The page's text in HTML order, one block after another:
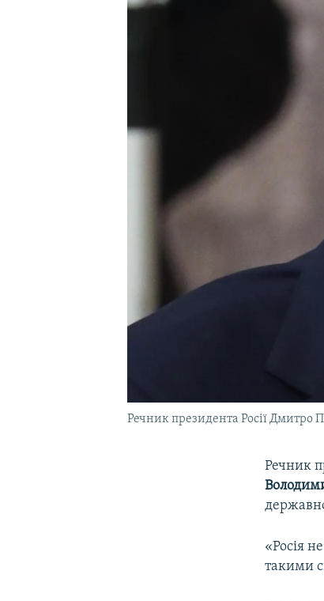
Речник президента Росії Дмитро
Речник
«Росія
такими